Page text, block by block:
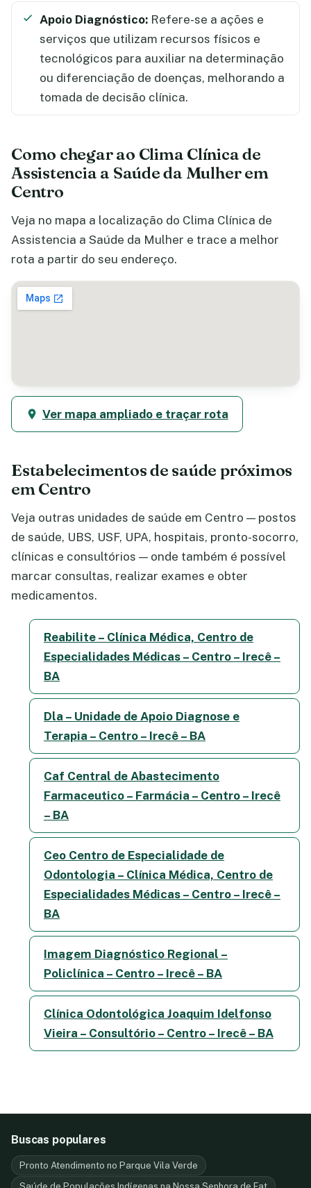
Apoio Diagnóstico: Refere-se a ações e
serviços que utilizam recursos físicos e
tecnológicos para auxiliar na determinação
ou diferenciação de doenças, melhorando a
tomada de decisão clínica.
Como chegar ao Clima Clínica de
Assistencia a Saúde da Mulher em
Centro
Veja no mapa a localização do Clima Clínica de
Assistencia a Saúde da Mulher e trace a melhor
rota a partir do seu endereço.
Ver mapa ampliado e traçar rota
Estabelecimentos de saúde próximos
em Centro
Veja outras unidades de saúde em Centro — postos
de saúde, UBS, USF, UPA, hospitais, pronto-socorro,
clínicas e consultórios — onde também é possível
marcar consultas, realizar exames e obter
medicamentos.
Reabilite – Clínica Médica, Centro de
Especialidades Médicas – Centro – Irecê –
BA
Dla – Unidade de Apoio Diagnose e
Terapia – Centro – Irecê – BA
Caf Central de Abastecimento
Farmaceutico – Farmácia – Centro – Irecê
– BA
Ceo Centro de Especialidade de
Odontologia – Clínica Médica, Centro de
Especialidades Médicas – Centro – Irecê –
BA
Imagem Diagnóstico Regional –
Policlínica – Centro – Irecê – BA
Clínica Odontológica Joaquim Idelfonso
Vieira – Consultório – Centro – Irecê – BA
Buscas populares
Pronto Atendimento no Parque Vila Verde